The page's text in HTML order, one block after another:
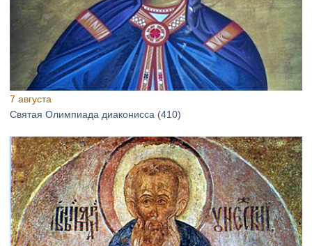
7 августа
Святая Олимпиада диаконисса (410)